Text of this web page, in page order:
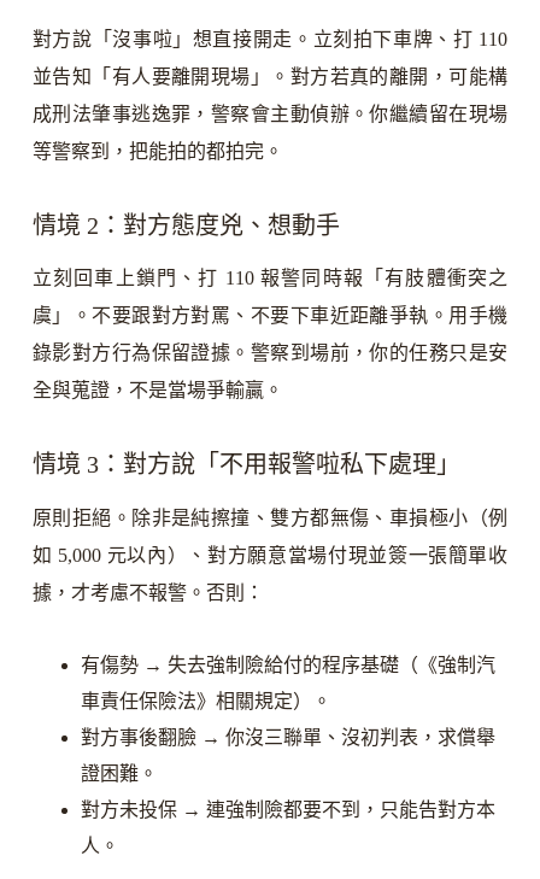
對方說「沒事啦」想直接開走。立刻拍下車牌、打 110
並告知「有人要離開現場」。對方若真的離開，可能構
成刑法肇事逃逸罪，警察會主動偵辦。你繼續留在現場
等警察到，把能拍的都拍完。
情境 2：對方態度兇、想動手
立刻回車上鎖門、打 110 報警同時報「有肢體衝突之
虞」。不要跟對方對罵、不要下車近距離爭執。用手機
錄影對方行為保留證據。警察到場前，你的任務只是安
全與蒐證，不是當場爭輸贏。
情境 3：對方說「不用報警啦私下處理」
原則拒絕。除非是純擦撞、雙方都無傷、車損極小（例
如 5,000 元以內）、對方願意當場付現並簽一張簡單收
據，才考慮不報警。否則：
有傷勢 → 失去強制險給付的程序基礎（《強制汽
車責任保險法》相關規定）。
對方事後翻臉 → 你沒三聯單、沒初判表，求償舉
證困難。
對方未投保 → 連強制險都要不到，只能告對方本
人。